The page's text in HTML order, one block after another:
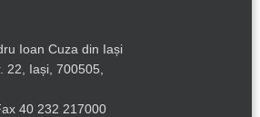
Ioan Cuza din Iași
22, Iași, 700505,
40 232 217000